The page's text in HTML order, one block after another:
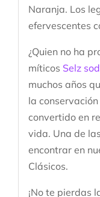
Naranja. Los
efervescentes
¿Quien no ha
míticos Selz
muchos años
la
convertido en
vida. Una de
encontrar en
Clásicos.
¡No te pierdas